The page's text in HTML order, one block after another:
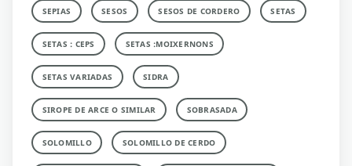
SEPIAS SESOS SESOS DE CORDERO SETAS
SETAS : CEPS SETAS :MOIXERNONS
SETAS VARIADAS SIDRA
SIROPE DE ARCE O SIMILAR SOBRASADA
SOLOMILLO SOLOMILLO DE CERDO